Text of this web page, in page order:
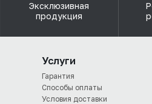
Эксклюзивная
продукция
Услуги
Гарантия
Способы оплаты
Условия доставки